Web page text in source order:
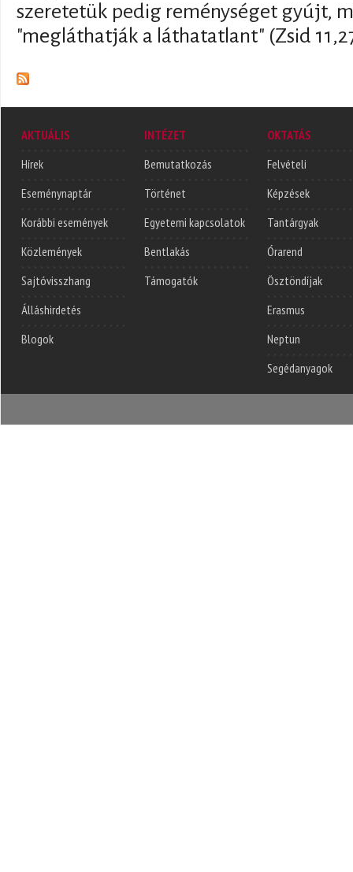
szeretetük pedig reménységet gyújt,
"megláthatják a láthatatlant" (Zsid
AKTUÁLIS
Hírek
Eseménynaptár
Korábbi események
Közlemények
Sajtóvisszhang
Álláshirdetés
Blogok
INTÉZET
Bemutatkozás
Történet
Egyetemi kapcsolatok
Bentlakás
Támogatók
OKTATÁS
Felvételi
Képzések
Tantárgyak
Órarend
Ösztöndíjak
Erasmus
Neptun
Segédanyagok